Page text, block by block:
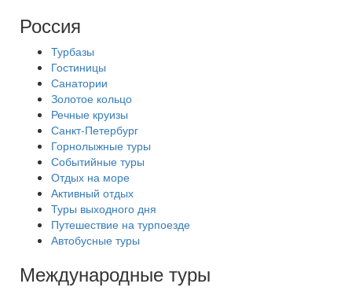
Россия
Турбазы
Гостиницы
Санатории
Золотое кольцо
Речные круизы
Санкт-Петербург
Горнолыжные туры
Событийные туры
Отдых на море
Активный отдых
Туры выходного дня
Путешествие на турпоезде
Автобусные туры
Международные туры